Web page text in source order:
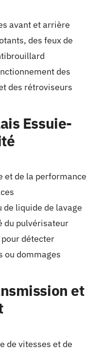
avant et arrière
des feux de
des
des rétroviseurs
Essuie-
et de la performance
liquide de lavage
du pulvérisateur
détecter
ou dommages
et
de vitesses et de